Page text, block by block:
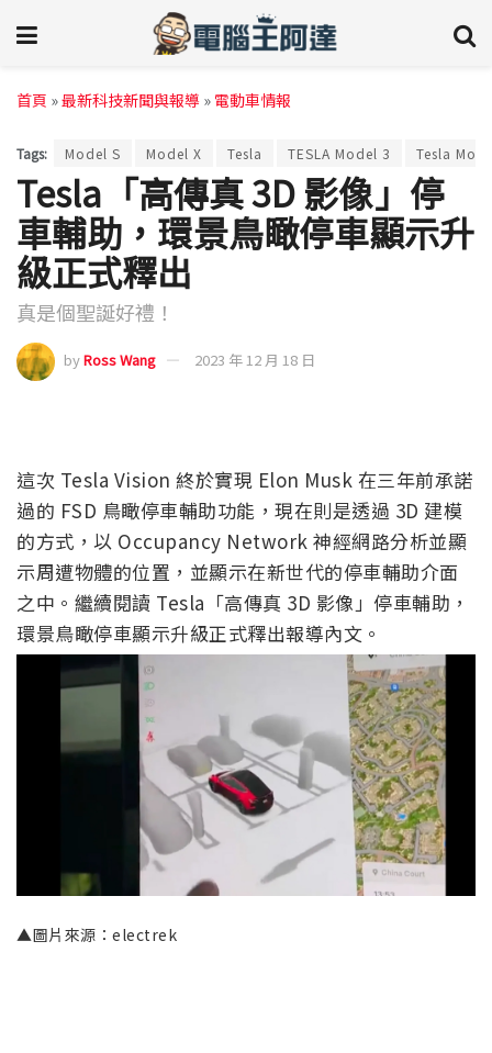
首頁 »最新科技新聞與報導 » 電動車情報
Tags: Model S Model X Tesla TESLA Model 3 Tesla
Tesla「高傳真 3D 影像」停
車輔助，環景鳥瞰停車顯示升
級正式釋出
真是個聖誕好禮！
byRoss Wang 2023 年 12 月 18 日
這次 Tesla Vision 終於實現 Elon Musk 在三年前承諾
過的 FSD 鳥瞰停車輔助功能，現在則是透過 3D 建模
的方式，以 Occupancy Network 神經網路分析並顯
示周遭物體的位置，並顯示在新世代的停車輔助介面
之中。繼續閱讀 Tesla「高傳真 3D 影像」停車輔助，
環景鳥瞰停車顯示升級正式釋出報導內文。
▲圖片來源：electrek